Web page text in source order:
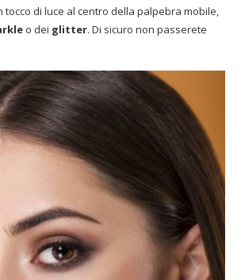
tocco di luce al centro della palpebra mobile,
o dei glitter. Di sicuro non passerete